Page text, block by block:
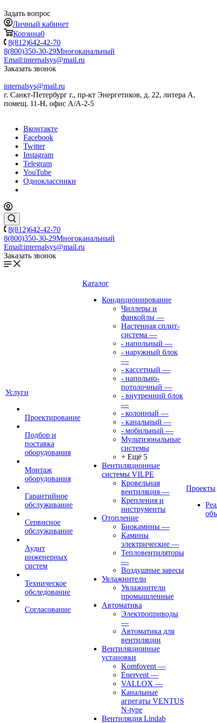
Задать вопрос
Личный кабинет
Корзина0
8(812)642-42-70
8(800)350-30-29Многоканальный
Email:internalsys@mail.ru
Заказать звонок
internalsys@mail.ru
г. Санкт-Петербург г., пр-кт Энергетиков, д. 22, литера А,
помещ. 11-Н, офис А/А-2-5
Вконтакте
Facebook
Twitter
Instagram
Telegram
YouTube
Одноклассники
8(812)642-42-70
8(800)350-30-29Многоканальный
Email:internalsys@mail.ru
Заказать звонок
Услуги
Проектирование
Подбор и
поставка
оборудования
Монтаж
оборудования
Гарантийное
обслуживание
Сервисное
обслуживание
Аудит
инженерных
систем
Техническое
обследование
Согласование
Каталог
Кондиционирование
Чиллеры и
фанкойлы —
Настенная сплит-
система —
- напольный —
- наружный блок
—
- кассетный —
- напольно-
потолочный —
- внутренний блок
—
- колонный —
- канальный —
- мобильный —
Мультизональные
системы
+ Ещё 5
Вентиляционные
системы VILPE
Кровельная
вентиляция —
Крепления и
инструменты
Отопление
Биокамины —
Камины
электрические —
Тепловентиляторы
—
Воздушные завесы
Увлажнители
Увлажнители
промышленные
Автоматика
Электроприводы
—
Автоматика для
вентиляции
Вентиляционные
установки
Komfovent —
Enervent —
VALLOX —
Канальные
агрегаты VENTUS
N-type
Вентиляция Lindab
Проекты